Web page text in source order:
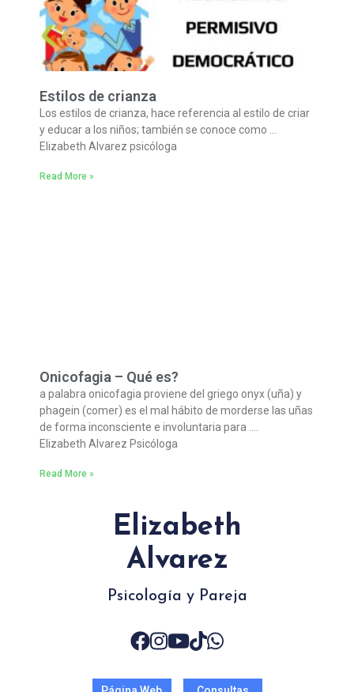
Estilos de crianza
y educar a los niños; también se conoce como …
Elizabeth Alvarez psicóloga
Read More »
Onicofagia – Qué es?
a palabra onicofagia proviene del griego onyx (uña) y
phagein (comer) es el mal hábito de morderse las uñas
de forma inconsciente e involuntaria para ….
Elizabeth Alvarez Psicóloga
Read More »
Elizabeth
Alvarez
Psicología y Pareja